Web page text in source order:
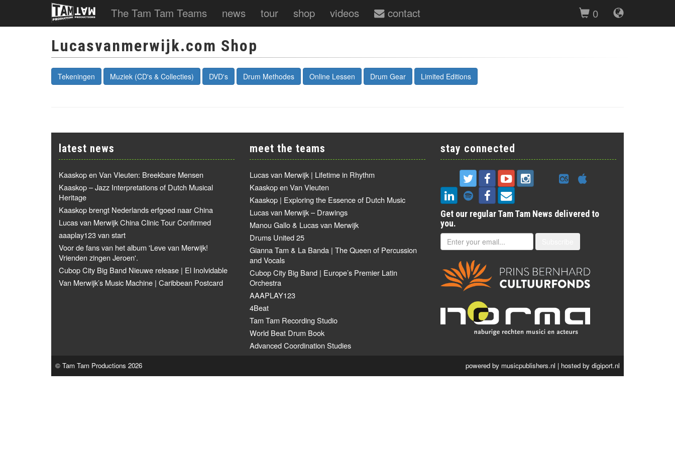
The Tam Tam Teams news tour shop videos contact 0
Lucasvanmerwijk.com Shop
Tekeningen Muziek (CD's & Collecties) DVD's Drum Methodes Online Lessen Drum Gear Limited Editions
latest news
Kaaskop en Van Vleuten: Breekbare Mensen
Kaaskop – Jazz Interpretations of Dutch Musical
Heritage
Kaaskop brengt Nederlands erfgoed naar China
Lucas van Merwijk China Clinic Tour Confirmed
aaaplay123 van start
Voor de fans van het album 'Leve van Merwijk!
Vrienden zingen Jeroen'.
Cubop City Big Band Nieuwe release | El Inolvidable
Van Merwijk’s Music Machine | Caribbean Postcard
meet the teams
Lucas van Merwijk | Lifetime in Rhythm
Kaaskop en Van Vleuten
Kaaskop | Exploring the Essence of Dutch Music
Lucas van Merwijk – Drawings
Manou Gallo & Lucas van Merwijk
Drums United 25
Gianna Tam & La Banda | The Queen of Percussion
and Vocals
Cubop City Big Band | Europe’s Premier Latin
Orchestra
AAAPLAY123
4Beat
Tam Tam Recording Studio
World Beat Drum Book
Advanced Coordination Studies
stay connected
Get our regular Tam Tam News delivered to
you.
© Tam Tam Productions 2026 powered by musicpublishers.nl | hosted by digiport.nl